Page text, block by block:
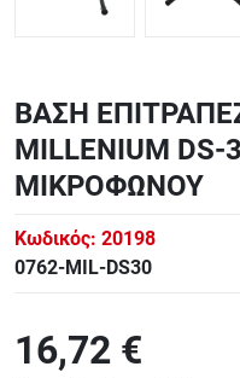
ΒΑΣΗ
MILLENIUM DS-
ΜΙΚΡΟΦΩΝΟΥ
Κωδικός: 20198
0762-MIL-DS30
16,72 €